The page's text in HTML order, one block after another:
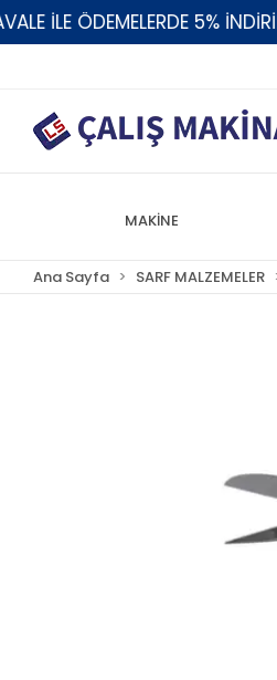
İLE ÖDEMELERDE 5% İNDİRİM
MAKİNE
Ana Sayfa SARF MALZEMELER